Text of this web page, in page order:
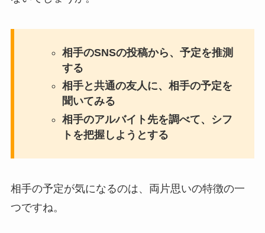
相手のSNSの投稿から、予定を推測
する
相手と共通の友人に、相手の予定を
聞いてみる
相手のアルバイト先を調べて、シフ
トを把握しようとする
相手の予定が気になるのは、両片思いの特徴の一
つですね。